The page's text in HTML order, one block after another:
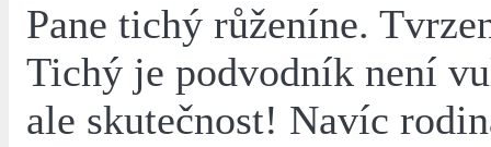
Pane tichý růženíne.
Tichý je podvodník není
ale skutečnost! Navíc